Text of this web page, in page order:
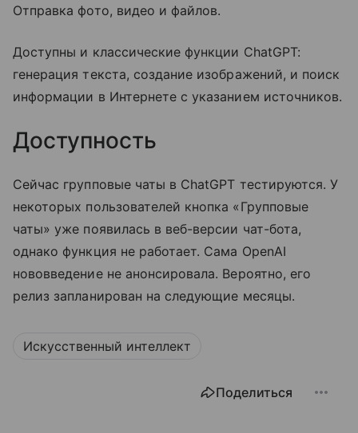
Отправка фото, видео и файлов.
Доступны и классические функции ChatGPT:
генерация текста, создание изображений, и поиск
информации в Интернете с указанием источников.
Доступность
Сейчас групповые чаты в ChatGPT тестируются. У
некоторых пользователей кнопка «Групповые
чаты» уже появилась в веб-версии чат-бота,
однако функция не работает. Сама OpenAI
нововведение не анонсировала. Вероятно, его
релиз запланирован на следующие месяцы.
Искусственный интеллект
Поделиться